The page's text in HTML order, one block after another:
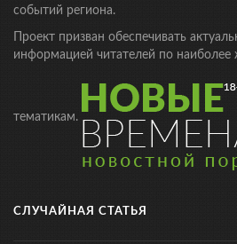
событий региона.
Проект призван обеспечивать
информацией читателей по
тематикам.
СЛУЧАЙНАЯ СТАТЬЯ